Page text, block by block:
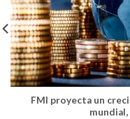
FMI proyecta un
mundial,